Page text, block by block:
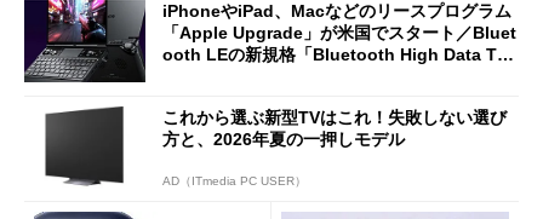
iPhoneやiPad、Macなどのリースプログラム
「Apple Upgrade」が米国でスタート／Bluet
ooth LEの新規格「Bluetooth High Data Thr
これから選ぶ新型TVはこれ！失敗しない選び
方と、2026年夏の一押しモデル
AD（ITmedia PC USER）